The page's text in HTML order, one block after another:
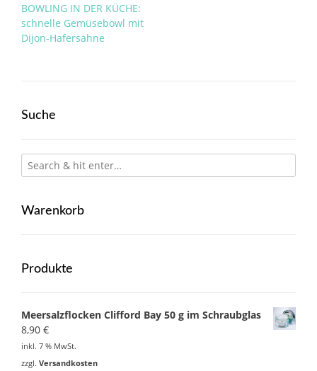
Post
navigation
BOWLING IN DER KÜCHE:
schnelle Gemüsebowl mit
Dijon-Hafersahne
Suche
Warenkorb
Produkte
Meersalzflocken Clifford Bay 50 g im Schraubglas
8,90 €
inkl. 7 % MwSt.
zzgl. Versandkosten